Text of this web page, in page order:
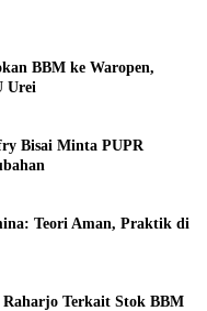
BBM ke Waropen,
Urei
Bisai Minta PUPR
Teori Aman, Praktik di
Raharjo Terkait Stok BBM